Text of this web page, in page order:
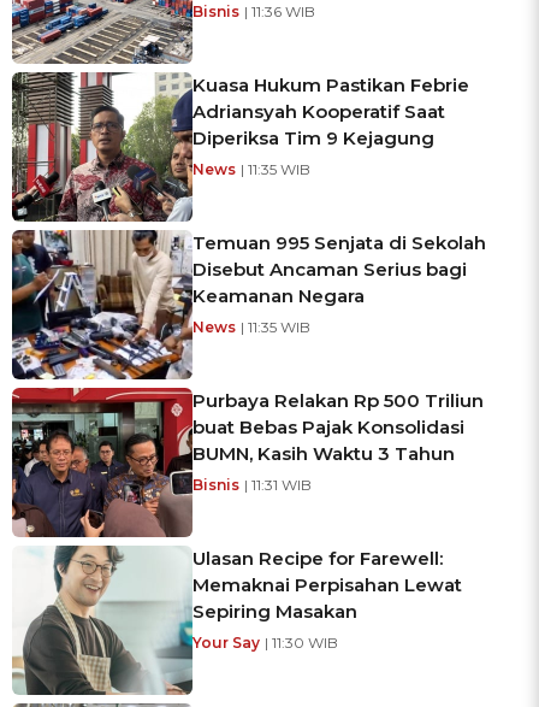
Bisnis | 11:36 WIB
Kuasa Hukum Pastikan Febrie
Adriansyah Kooperatif Saat
Diperiksa Tim 9 Kejagung
News | 11:35 WIB
Temuan 995 Senjata di Sekolah
Disebut Ancaman Serius bagi
Keamanan Negara
News | 11:35 WIB
Purbaya Relakan Rp 500 Triliun
buat Bebas Pajak Konsolidasi
BUMN, Kasih Waktu 3 Tahun
Bisnis | 11:31 WIB
Ulasan Recipe for Farewell:
Memaknai Perpisahan Lewat
Sepiring Masakan
Your Say | 11:30 WIB